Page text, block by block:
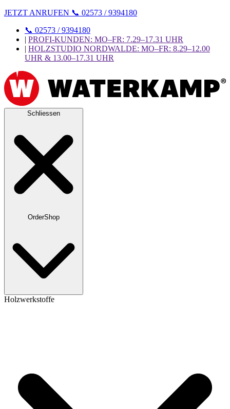
JETZT ANRUFEN 📞 02573 / 9394180
📞 02573 / 9394180
| PROFI-KUNDEN: MO–FR: 7.29–17.31 UHR
| HOLZSTUDIO NORDWALDE: MO–FR: 8.29–12.00
UHR & 13.00–17.31 UHR
Schliessen
OrderShop
Holzwerkstoffe